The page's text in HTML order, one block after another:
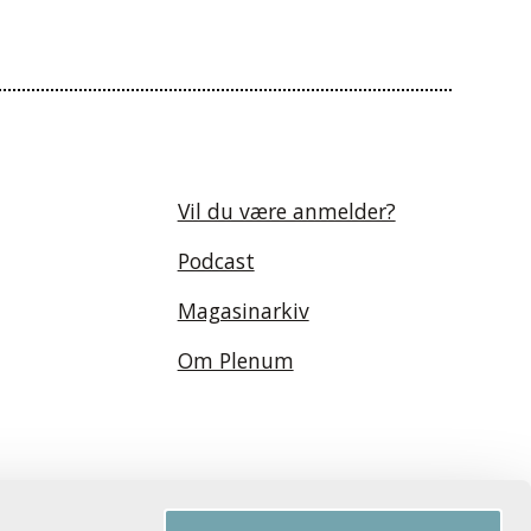
Vil du være anmelder?
Podcast
Magasinarkiv
Om Plenum